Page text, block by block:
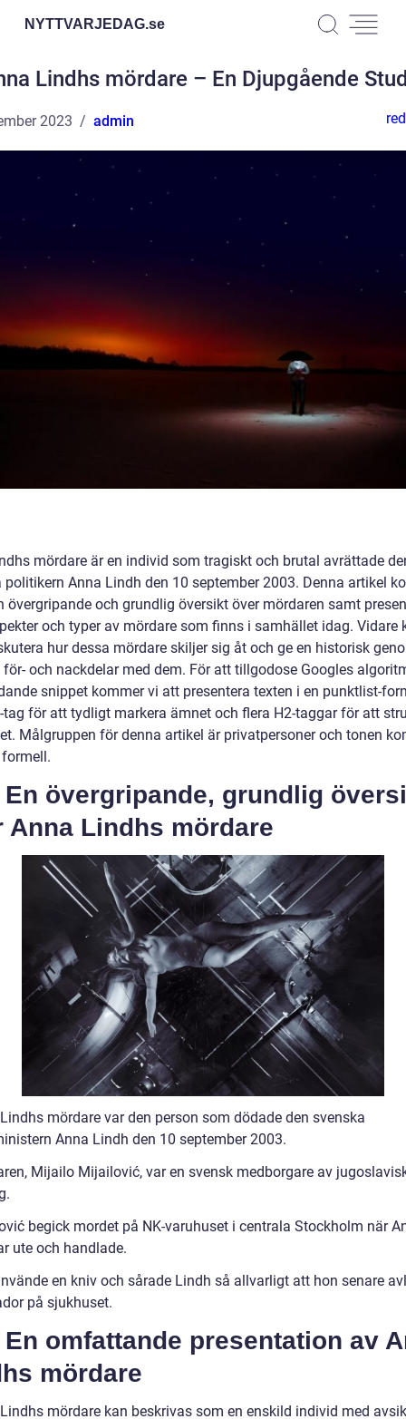
NYTTVARJEDAG.se
Lindhs mördare – En Djupgående
2023 admin
mördare är en individ som tragiskt och brutal avrättade
politikern Anna Lindh den 10 september 2003. Denna artikel
övergripande och grundlig översikt över mördaren samt
och typer av mördare som finns i samhället idag. Vidare
hur dessa mördare skiljer sig åt och ge en historisk
för- och nackdelar med dem. För att tillgodose Googles
snippet kommer vi att presentera texten i en punktlist-
tag för att tydligt markera ämnet och flera H2-taggar för att
Målgruppen för denna artikel är privatpersoner och tonen
En övergripande, grundlig
Anna Lindhs mördare
mördare var den person som dödade den svenska
Anna Lindh den 10 september 2003.
Mijailo Mijailović, var en svensk medborgare av
begick mordet på NK-varuhuset i centrala Stockholm när
ute och handlade.
en kniv och sårade Lindh så allvarligt att hon senare
på sjukhuset.
En omfattande presentation av
mördare
mördare kan beskrivas som en enskild individ med